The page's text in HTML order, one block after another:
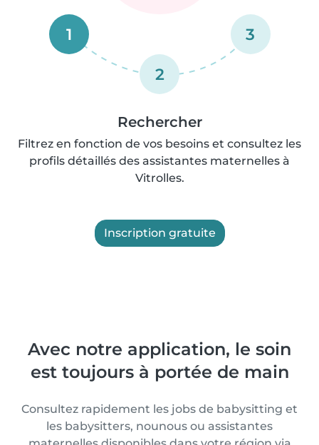
1
2
3
Rechercher
Filtrez en fonction de vos besoins et consultez les
profils détaillés des assistantes maternelles à
Vitrolles.
Inscription gratuite
Avec notre application, le soin
est toujours à portée de main
Consultez rapidement les jobs de babysitting et
les babysitters, nounous ou assistantes